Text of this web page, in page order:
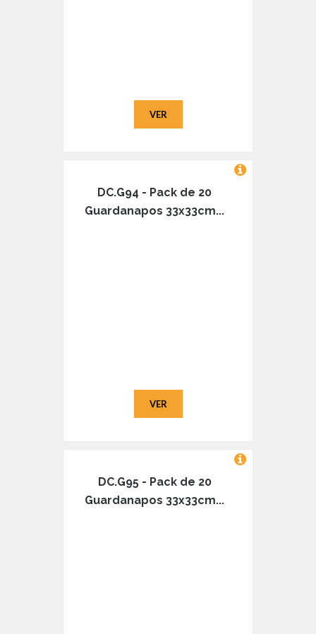
VER
DC.G94 - Pack de 20
Guardanapos 33x33cm...
VER
DC.G95 - Pack de 20
Guardanapos 33x33cm...